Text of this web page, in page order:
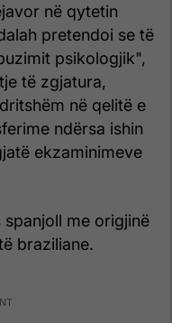
në qytetin
pretendoi se të
psikologjik",
të zgjatura,
në qelitë e
ndërsa ishin
ekzaminimeve
spanjoll me origjinë
braziliane.